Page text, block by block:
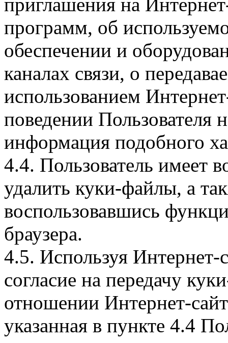
программ, об
обеспечении и
каналах связи, о
использованием
поведении Пользователя
информация подобного
4.4. Пользователь имеет
удалить куки-файлы, а
воспользовавшись
браузера.
4.5. Используя Интернет-
согласие на передачу
отношении Интернет-
указанная в пункте 4.4